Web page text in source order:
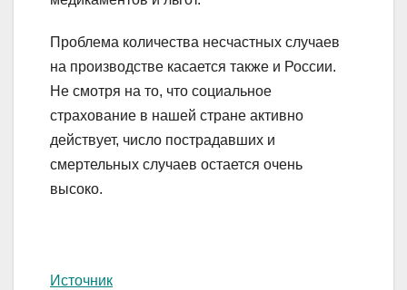
Проблема количества несчастных случаев
на производстве касается также и России.
Не смотря на то, что социальное
страхование в нашей стране активно
действует, число пострадавших и
смертельных случаев остается очень
высоко.
Источник